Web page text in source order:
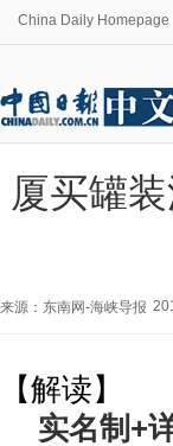
China Daily Homepage
厦买罐
来源：东南网-海峡导报
【解读】
实名制+